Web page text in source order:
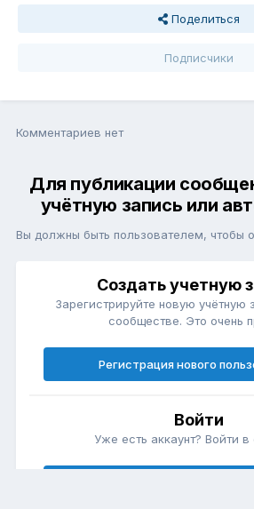
Поделиться
Подписчики
Комментариев нет
Для публикации
учётную запись или
Вы должны быть пользователем, чтобы
Создать учетную
Зарегистрируйте новую учётную
сообществе. Это очень
Регистрация нового
Войти
Уже есть аккаунт? Войти в